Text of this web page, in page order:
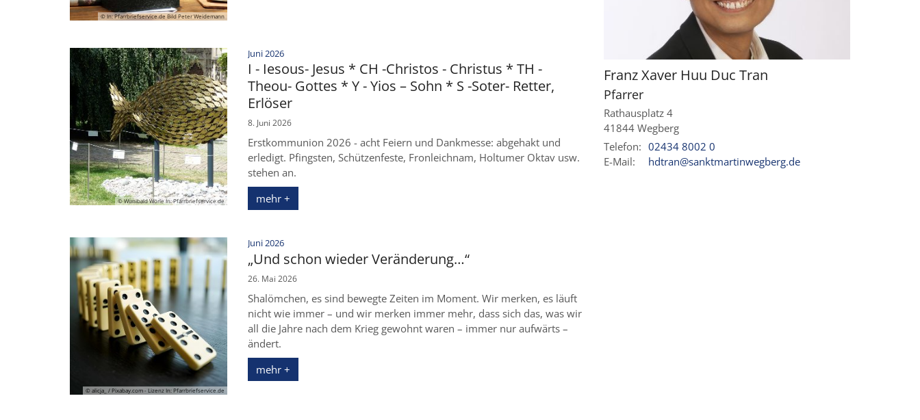
© In: Pfarrbriefservice.de Bild Peter Weidemann
© Wunibald Wörle In: Pfarrbriefservice.de
Juni 2026:
I - Iesous- Jesus * CH -Christos - Christus * TH -
Theou- Gottes * Y - Yios – Sohn * S -Soter- Retter,
Erlöser
8. Juni 2026
Erstkommunion 2026 - acht Feiern und Dankmesse: abgehakt und
erledigt. Pfingsten, Schützenfeste, Fronleichnam, Holtumer Oktav usw.
stehen an.
mehr +
© alicja_ / Pixabay.com - Lizenz In: Pfarrbriefservice.de
Juni 2026:
„Und schon wieder Veränderung…“
26. Mai 2026
Shalömchen, es sind bewegte Zeiten im Moment. Wir merken, es läuft
nicht wie immer – und wir merken immer mehr, dass sich das, was wir
all die Jahre nach dem Krieg gewohnt waren – immer nur aufwärts –
ändert.
mehr +
Franz Xaver Huu Duc Tran
Pfarrer
Rathausplatz 4
41844 Wegberg
Telefon: 02434 8002 0
E-Mail:
hdtran@sanktmartinwegberg.de